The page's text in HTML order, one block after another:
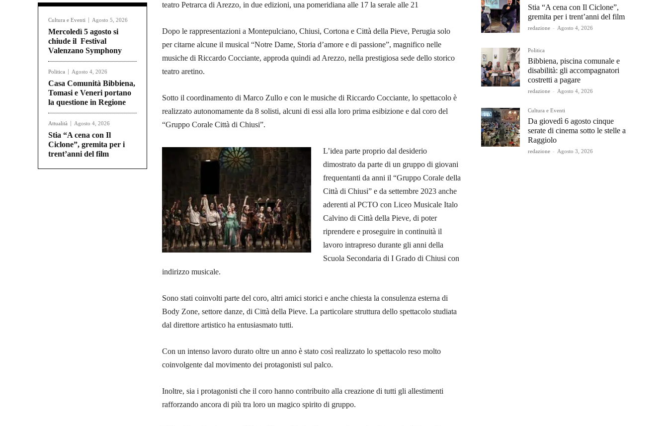
Cultura e Eventi Agosto 5, 2026
Mercoledì 5 agosto si
chiude il Festival
Valenzano Symphony
Politica Agosto 4, 2026
Casa Comunità Bibbiena,
Tomasi e Veneri portano
la questione in Regione
Attualità Agosto 4, 2026
Stia “A cena con Il
Ciclone”, gremita per i
trent’anni del film
teatro Petrarca di Arezzo, in due edizioni, una pomeridiana alle 17 la serale alle 21
Dopo le rappresentazioni a Montepulciano, Chiusi, Cortona e Città della Pieve, Perugia solo
per citarne alcune il musical “Notre Dame, Storia d’amore e di passione”, magnifico nelle
musiche di Riccardo Cocciante, approda quindi ad Arezzo, nella prestigiosa sede dello storico
teatro aretino.
Sotto il coordinamento di Marco Zullo e con le musiche di Riccardo Cocciante, lo spettacolo è
realizzato autonomamente da 8 solisti, alcuni di essi alla loro prima esibizione e dal coro del
“Gruppo Corale Città di Chiusi”.
L’idea parte proprio dal desiderio
dimostrato da parte di un gruppo di giovani
frequentanti da anni il “Gruppo Corale della
Città di Chiusi” e da settembre 2023 anche
aderenti al PCTO con Liceo Musicale Italo
Calvino di Città della Pieve, di poter
riprendere e proseguire in continuità il
lavoro intrapreso durante gli anni della
Scuola Secondaria di I Grado di Chiusi con
indirizzo musicale.
Sono stati coinvolti parte del coro, altri amici storici e anche chiesta la consulenza esterna di
Body Zone, settore danze, di Città della Pieve. La particolare struttura dello spettacolo studiata
dal direttore artistico ha entusiasmato tutti.
Con un intenso lavoro durato oltre un anno è stato così realizzato lo spettacolo reso molto
coinvolgente dal movimento dei protagonisti sul palco.
Inoltre, sia i protagonisti che il coro hanno contribuito alla creazione di tutti gli allestimenti
rafforzando ancora di più tra loro un magico spirito di gruppo.
Stia “A cena con Il Ciclone”,
gremita per i trent’anni del film
redazione - Agosto 4, 2026
Politica
Bibbiena, piscina comunale e
disabilità: gli accompagnatori
costretti a pagare
redazione - Agosto 4, 2026
Cultura e Eventi
Da giovedì 6 agosto cinque
serate di cinema sotto le stelle a
Raggiolo
redazione - Agosto 3, 2026